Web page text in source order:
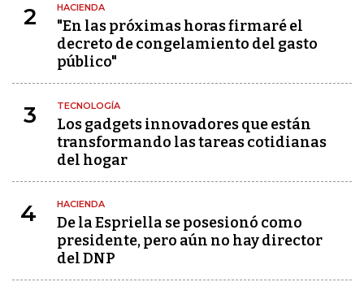
2 HACIENDA
"En las próximas horas firmaré el
decreto de congelamiento del gasto
público"
3 TECNOLOGÍA
Los gadgets innovadores que están
transformando las tareas cotidianas
del hogar
4 HACIENDA
De la Espriella se posesionó como
presidente, pero aún no hay director
del DNP